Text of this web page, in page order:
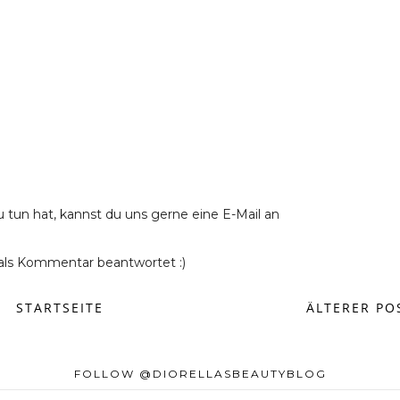
hat, kannst du uns gerne eine E-Mail an
Kommentar beantwortet :)
ÄLTERER
STARTSEITE
FOLLOW @DIORELLASBEAUTYBLOG